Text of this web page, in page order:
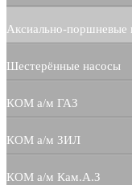
Аксиально-поршневые
Шестерённые насосы
КОМ а/м ГАЗ
КОМ а/м ЗИЛ
КОМ а/м Кам.А.З